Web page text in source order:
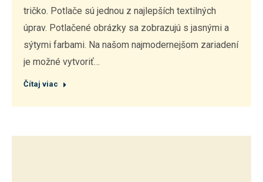
tričko. Potlače sú jednou z najlepších textilných
úprav. Potlačené obrázky sa zobrazujú s jasnými a
sýtymi farbami. Na našom najmodernejšom zariadení
je možné vytvoriť…
Čítaj viac